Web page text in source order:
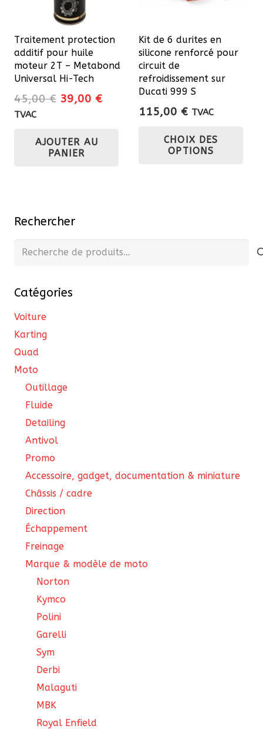
Traitement protection
additif pour huile
moteur 2T – Metabond
Universal Hi-Tech
45,00€ Le
était :
45,00 €.
39,00 €Le
TVAC
AJOUTER AU
PANIER
Kit de 6 durites en
silicone renforcé pour
circuit de
refroidissement sur
Ducati 999 S
115,00 € TVAC
CHOIX DES
OPTIONS
Rechercher
Recherche
Catégories
Voiture
Karting
Quad
Moto
Outillage
Fluide
Detailing
Antivol
Promo
Accessoire, gadget, documentation & miniature
Châssis / cadre
Direction
Échappement
Freinage
Marque & modèle de moto
Norton
Kymco
Polini
Garelli
Sym
Derbi
Malaguti
MBK
Royal Enfield